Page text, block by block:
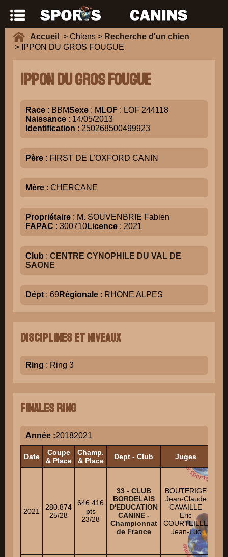
Accueil > Chiens > Recherche d'un chien
> IPPON DU GROS FOUGUE
IPPON DU GROS FOUGUE
Race : BBMSexe : M LOF : LOF 244118
Naissance : 14/05/2013
Identification : 250268500499923
Père : FIRST DE L'OXFORD CANIN
Mère : CHERCANE
Propriétaire : M. SOUVENBRIE Fabien
FAPAC : 300710Licence : 2021
Club : CENTRE CYNOPHILE DU VAL DE
SAONE
Dépt : 69Régionale : RHONE ALPES
Disciplines et niveaux
Ring : Ring 3
Finales Ring
Année :20182021
Date
Coupe
& Place
Champ.
& Place
Dept - Club Juges
2021
280.874
25/28
646.416
pts
23/28
33 - CLUB
BORDELAIS
D'EDUCATION
CANINE -
Championnat
de France
BOUTERIGE
Jean-Claude
CAVAILLE
Eric
COURTEILLE
Jean-Luc